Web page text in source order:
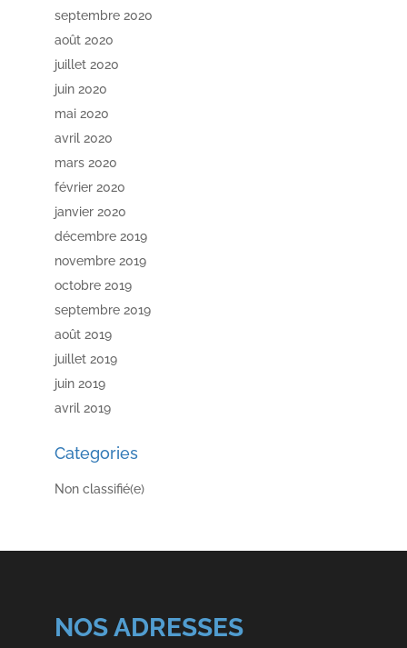
septembre 2020
août 2020
juillet 2020
juin 2020
mai 2020
avril 2020
mars 2020
février 2020
janvier 2020
décembre 2019
novembre 2019
octobre 2019
septembre 2019
août 2019
juillet 2019
juin 2019
avril 2019
Categories
Non classifié(e)
NOS ADRESSES